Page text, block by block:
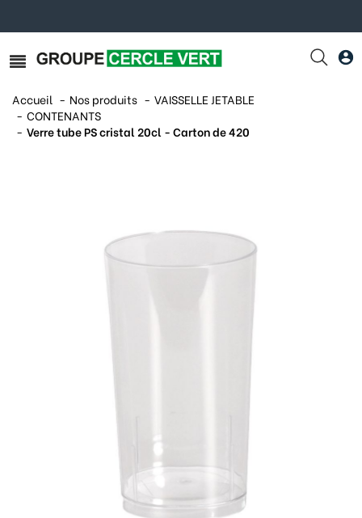
Accueil Nos produits
VAISSELLE JETABLE
CONTENANTS
Verre tube PS cristal 20cl - Carton de 420